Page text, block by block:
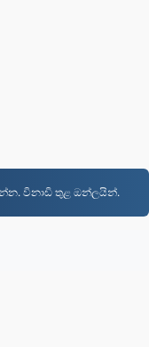
විනාඩි තුළ ඔන්ලයින්.